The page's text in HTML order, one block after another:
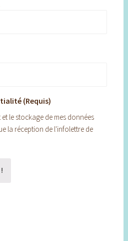
(Requis)
le stockage de mes données
la réception de l'infolettre de